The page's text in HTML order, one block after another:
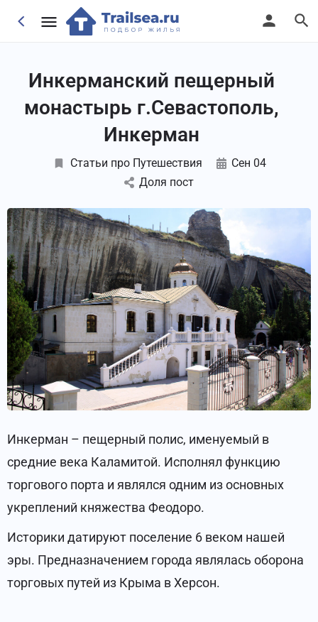
Инкерманский пещерный
монастырь г.Севастополь,
Инкерман
Статьи про Путешествия
Сен 04
Доля пост
Инкерман – пещерный полис, именуемый в
средние века Каламитой. Исполнял функцию
торгового порта и являлся одним из основных
укреплений княжества Феодоро.
Историки датируют поселение 6 веком нашей
эры. Предназначением города являлась оборона
торговых путей из Крыма в Херсон.